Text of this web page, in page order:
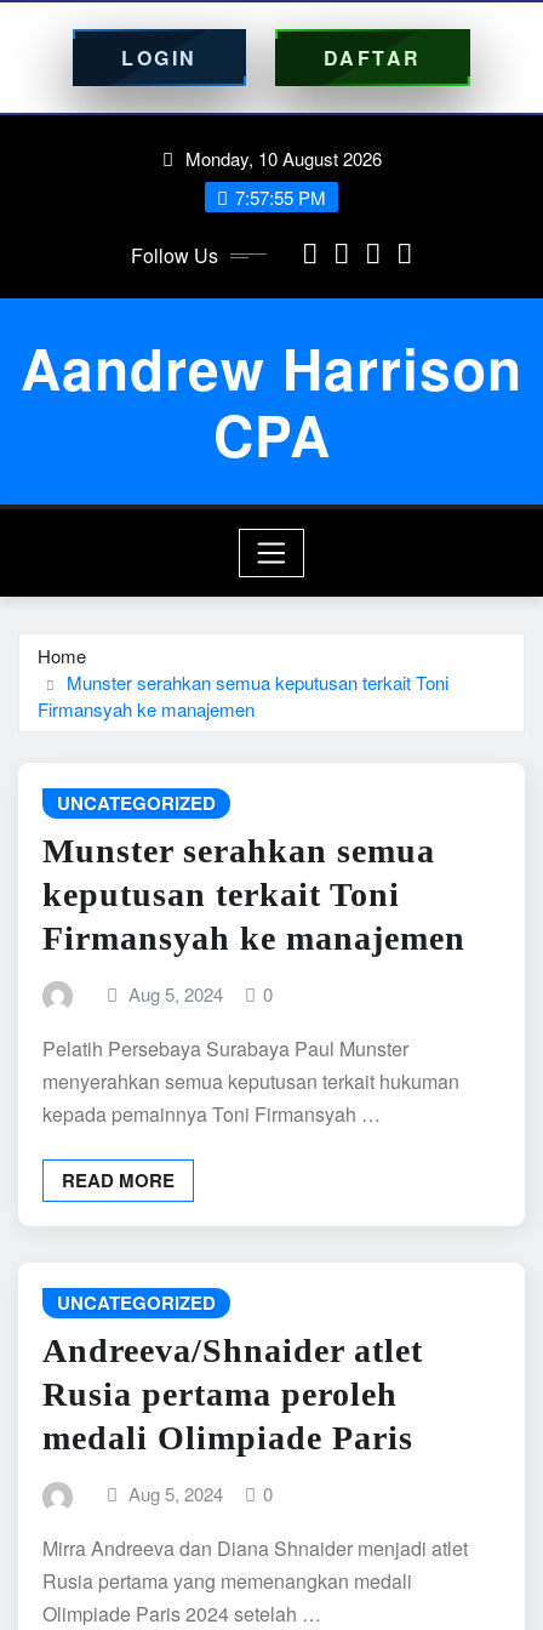
LOGIN DAFTAR
Monday, 10 August 2026
7:57:56 PM
Follow Us
Aandrew Harrison
CPA
Home
Munster serahkan semua keputusan terkait Toni
Firmansyah ke manajemen
UNCATEGORIZED
Munster serahkan semua
keputusan terkait Toni
Firmansyah ke manajemen
Aug 5, 2024 0
Pelatih Persebaya Surabaya Paul Munster
menyerahkan semua keputusan terkait hukuman
kepada pemainnya Toni Firmansyah …
READ MORE
UNCATEGORIZED
Andreeva/Shnaider atlet
Rusia pertama peroleh
medali Olimpiade Paris
Aug 5, 2024 0
Mirra Andreeva dan Diana Shnaider menjadi atlet
Rusia pertama yang memenangkan medali
Olimpiade Paris 2024 setelah …